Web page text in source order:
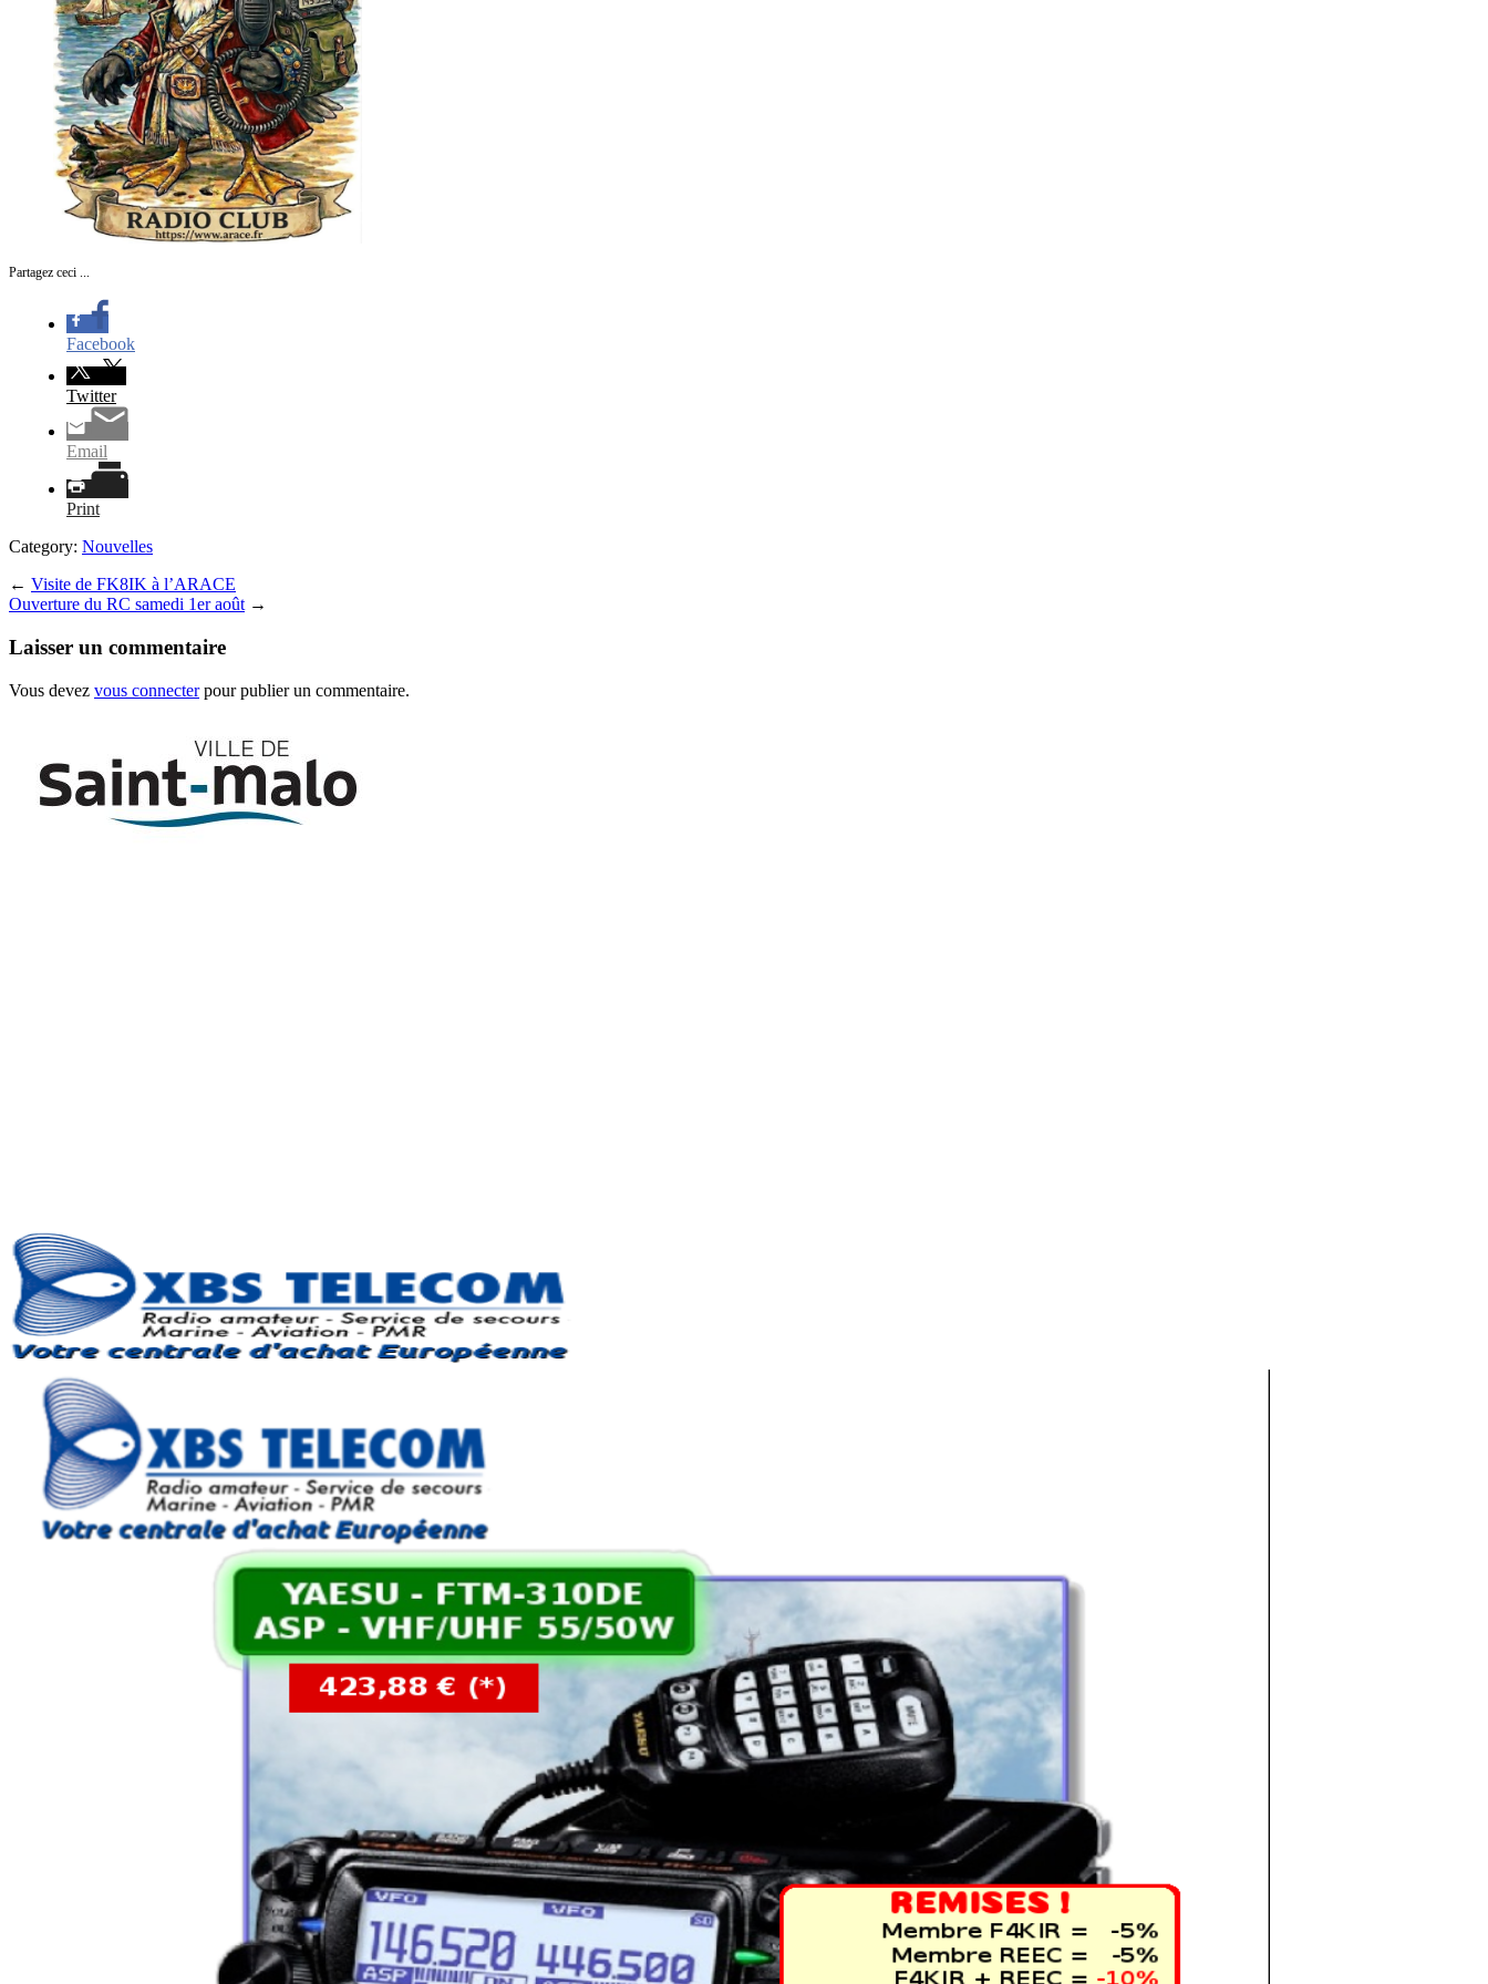
Partagez ceci ...
Facebook
Twitter
Email
Print
Category: Nouvelles
← Visite de FK8IK à l’ARACE
Ouverture du RC samedi 1er août →
Laisser un commentaire
Vous devez vous connecterpour publier un commentaire.